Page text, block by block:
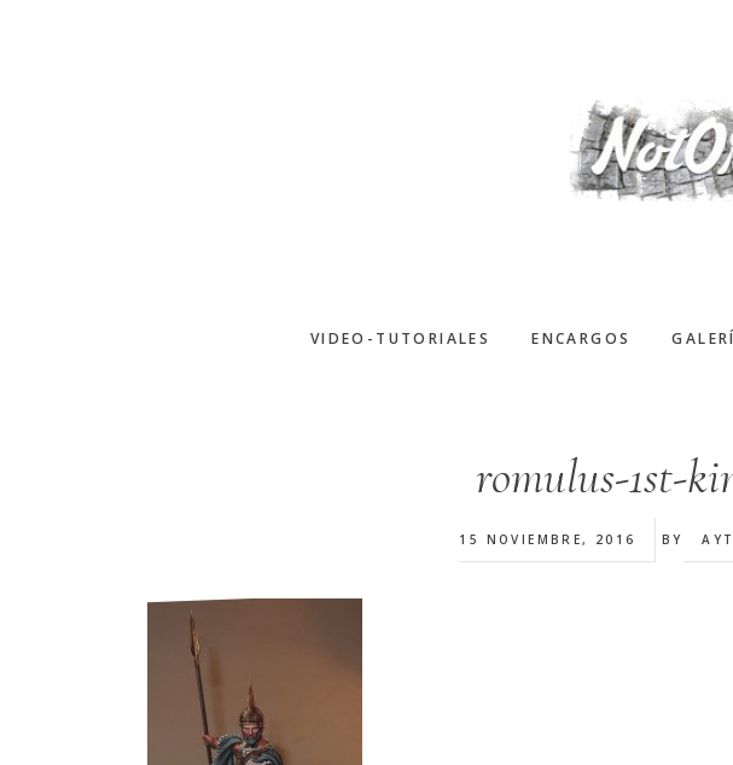
VIDEO-TUTORIALES ENCARGOS
romulus-1st-
15 NOVIEMBRE, 2016 BY